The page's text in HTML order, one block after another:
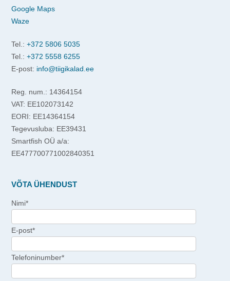
Google Maps
Waze
Tel.: +372 5806 5035
Tel.: +372 5558 6255
E-post: info@tiigikalad.ee
Reg. num.: 14364154
VAT: EE102073142
EORI: EE14364154
Tegevusluba: EE39431
Smartfish OÜ a/a:
EE477700771002840351
VÕTA ÜHENDUST
Nimi*
E-post*
Telefoninumber*